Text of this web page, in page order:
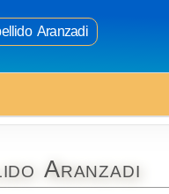
Aranzadi
Aranzadi